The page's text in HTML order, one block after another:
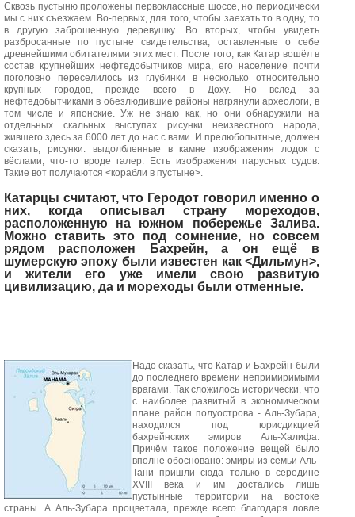
Сквозь пустыню проложены первоклассные шоссе, но периодически
мы с них съезжаем. Во-первых, для того, чтобы заехать то в одну, то
в другую заброшенную деревушку. Во вторых, чтобы увидеть
разбросанные по пустыне свидетельства, оставленные о себе
древнейшими обитателями этих мест. После того, как Катар вошёл в
состав крупнейших нефтедобытчиков мира, его население почти
поголовно переселилось из глубинки в несколько относительно
крупных городов, прежде всего в Доху. Но вслед за
нефтедобытчиками в обезлюдившие районы нагрянули археологи, в
том числе и японские. Уж не знаю как, но они обнаружили на
отдельных скальных выступах рисунки неизвестного народа,
жившего здесь за 6000 лет до нас с вами. И прелюбопытные, должен
сказать, рисунки: выдолбленные в камне изображения лодок с
вёслами, что-то вроде галер. Есть изображения парусных судов.
Такие вот получаются <корабли в пустыне>.
Катарцы считают, что Геродот говорил именно о
них, когда описывал страну мореходов,
расположенную на южном побережье Залива.
Можно ставить это под сомнение, но совсем
рядом расположен Бахрейн, а он ещё в
шумерскую эпоху были известен как <Дильмун>,
и жители его уже имели свою развитую
цивилизацию, да и мореходы были отменные.
Надо сказать, что Катар и Бахрейн были
до последнего времени непримиримыми
врагами. Так сложилось исторически, что
с наиболее развитый в экономическом
плане район полуострова - Аль-Зубара,
находился под юрисдикцией
бахрейнских эмиров Аль-Халифа.
Причём такое положение вещей было
вполне обосновано: эмиры из семьи Аль-
Тани пришли сюда только в середине
XVIII века и им достались лишь
пустынные территории на востоке
страны. А Аль-Зубара процветала, прежде всего благодаря ловле